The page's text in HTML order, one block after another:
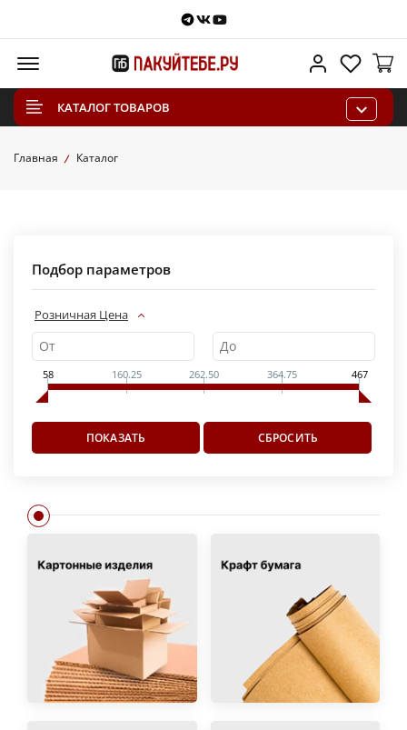
Telegram
VKontakte
Youtube
Личный
КАТАЛОГ ТОВАРОВ
Главная Каталог
Подбор параметров
Розничная Цена
58 160.25 262.50 364.75 467